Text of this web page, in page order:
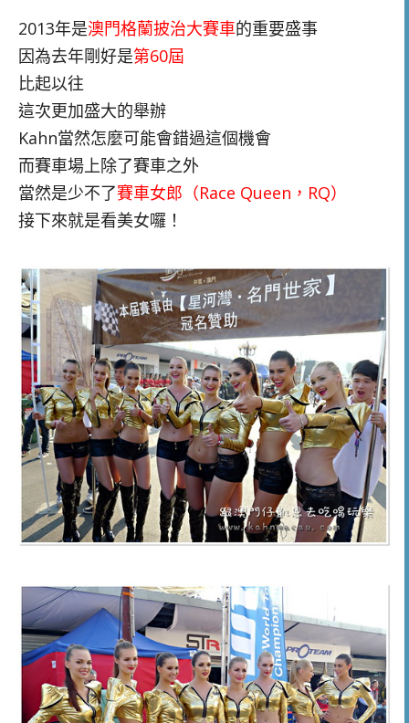
2013年是澳門格蘭披治大賽車的重要盛事
因為去年剛好是第60屆
比起以往
這次更加盛大的舉辦
Kahn當然怎麼可能會錯過這個機會
而賽車場上除了賽車之外
當然是少不了賽車女郎（Race Queen，RQ）
接下來就是看美女囉！